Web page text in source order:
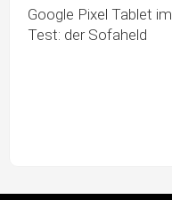
Google Pixel Tablet im
Test: der Sofaheld